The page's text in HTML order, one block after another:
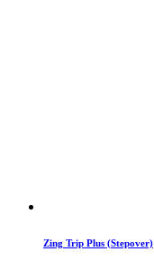
Zing Trip Plus (Stepover)